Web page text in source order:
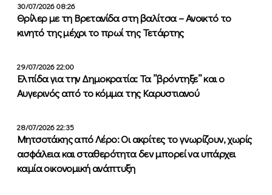
30/07/2026 08:26
Θρίλερ με τη Βρετανίδα στη βαλίτσα – Ανοικτό το
κινητό της μέχρι το πρωί της Τετάρτης
29/07/2026 22:00
Ελπίδα για την Δημοκρατία: Τα ”βρόντηξε” και ο
Αυγερινός από το κόμμα της Καρυστιανού
28/07/2026 22:35
Μητσοτάκης από Λέρο: Οι ακρίτες το γνωρίζουν, χωρίς
ασφάλεια και σταθερότητα δεν μπορεί να υπάρχει
καμία οικονομική ανάπτυξη